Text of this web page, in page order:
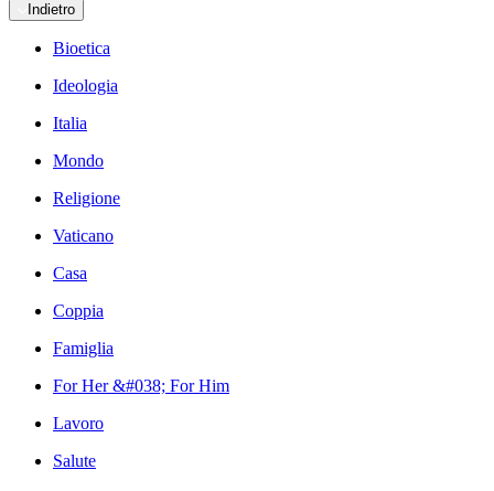
Indietro
Bioetica
Ideologia
Italia
Mondo
Religione
Vaticano
Casa
Coppia
Famiglia
For Her &#038; For Him
Lavoro
Salute